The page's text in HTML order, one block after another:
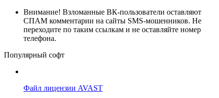
Внимание! Взломанные ВК-пользователи оставляют
СПАМ комментарии на сайты SMS-мошенников. Не
переходите по таким ссылкам и не оставляйте номер
телефона.
Популярный софт
Файл лицензии AVAST